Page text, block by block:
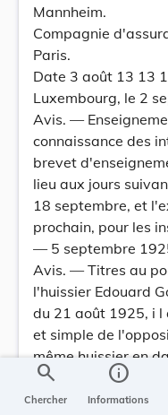
Mannheim.
Compagnie
Paris.
Date 3 août 13 13
Luxembourg, le 2
Avis. —
connaissance des
brevet
lieu aux jours
18 septembre, et
prochain, pour les
— 5 septembre
Avis. — Titres au
l'huissier Edouard
du 21 août 1925, i l
et simple de
même huissier en
paiement tant du
obligations de
search
Chercher
info
Informations